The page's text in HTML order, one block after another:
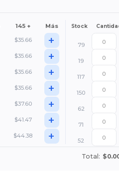
145 + Más Stock
$35.66 +
79
$35.66 +
19
$35.66 +
117
$35.66 +
150
$37.60 +
62
$41.47 +
71
$44.38 + 52
Total: